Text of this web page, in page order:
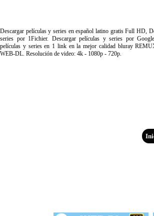
Descargar películas y series en español latino gratis Full HD,
series por 1Fichier. Descargar películas y series por
películas y series en 1 link en la mejor calidad bluray
WEB-DL. Resolución de video: 4k - 1080p - 720p.